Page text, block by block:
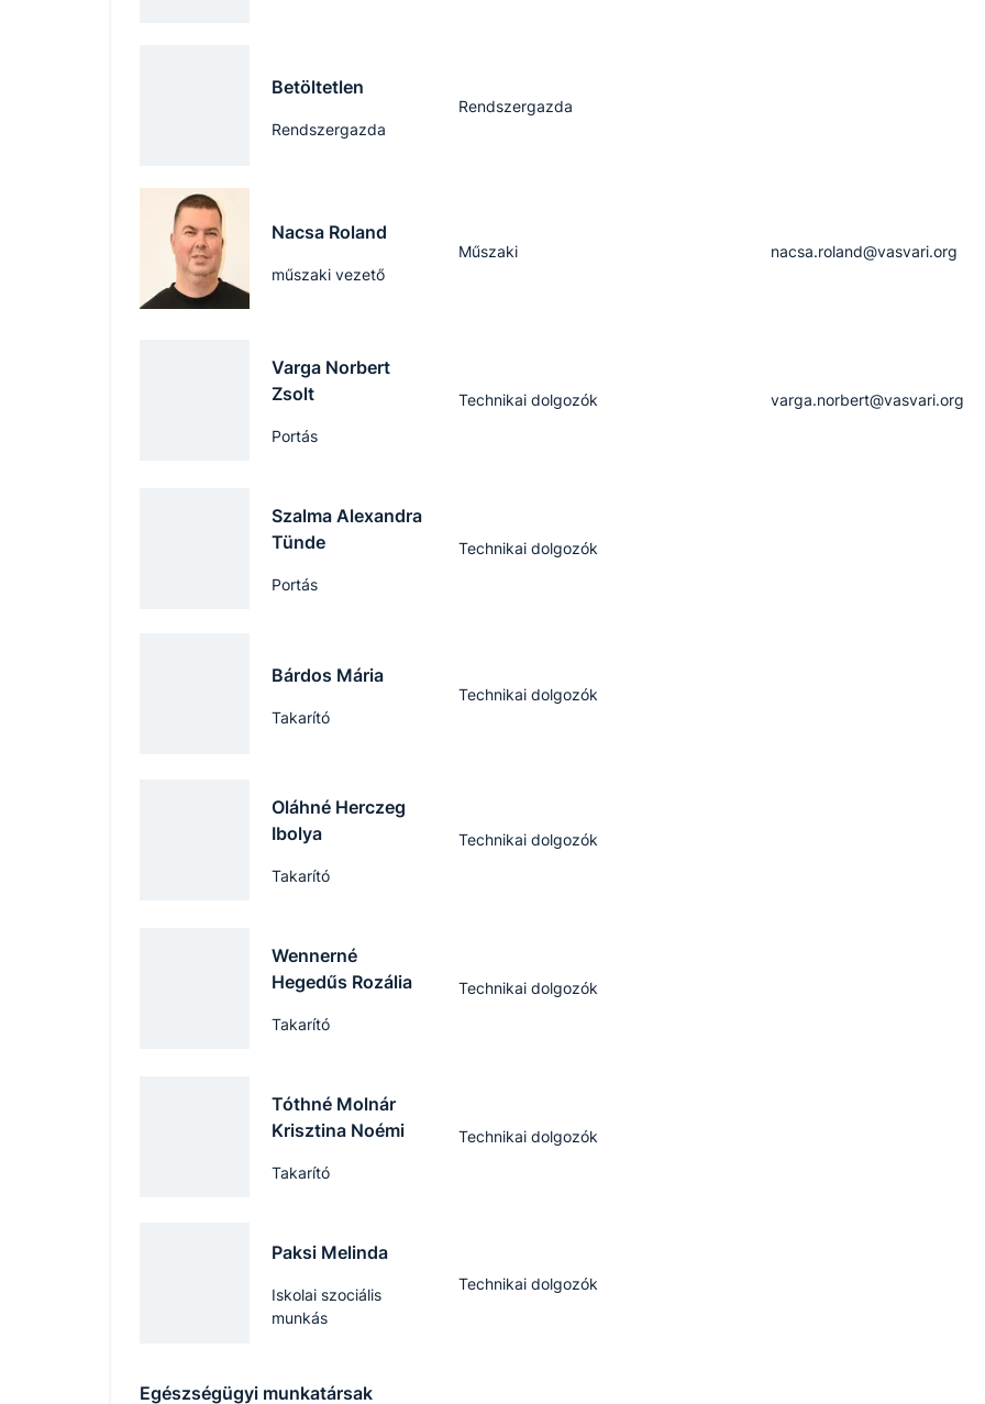
Betöltetlen
Rendszergazda
Rendszergazda
Nacsa Roland
műszaki vezető
Műszaki nacsa.roland@vasvari.org
Varga Norbert
Zsolt
Portás
Technikai dolgozók varga.norbert@vasvari.org
Szalma Alexandra
Tünde
Portás
Technikai dolgozók
Bárdos Mária
Takarító
Technikai dolgozók
Oláhné Herczeg
Ibolya
Takarító
Technikai dolgozók
Wennerné
Hegedűs Rozália
Takarító
Technikai dolgozók
Tóthné Molnár
Krisztina Noémi
Takarító
Technikai dolgozók
Paksi Melinda
Iskolai szociális
munkás
Technikai dolgozók
Egészségügyi munkatársak